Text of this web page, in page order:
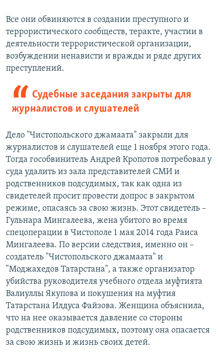
Все они обвиняются в создании преступного и
террористического сообществ, теракте, участии в
деятельности террористической организации,
возбуждении ненависти и вражды и ряде других
преступлений.
Судебные заседания закрыты для
журналистов и слушателей
Дело "Чистопольского джамаата" закрыли для
журналистов и слушателей еще 1 ноября этого года.
Тогда гособвинитель Андрей Кропотов потребовал у
суда удалить из зала представителей СМИ и
родственников подсудимых, так как одна из
свидетелей просит провести допрос в закрытом
режиме, опасаясь за свою жизнь. Этот свидетель –
Гульнара Мингалеева, жена убитого во время
спецоперации в Чистополе 1 мая 2014 года Раиса
Мингалеева. По версии следствия, именно он –
создатель "Чистопольского джамаата" и
"Моджахедов Татарстана", а также организатор
убийства руководителя учебного отдела муфтията
Валиуллы Якупова и покушения на муфтия
Татарстана Илдуса Файзова. Женщина объяснила,
что на нее оказывается давление со стороны
родственников подсудимых, поэтому она опасается
за свою жизнь и жизнь своих детей.